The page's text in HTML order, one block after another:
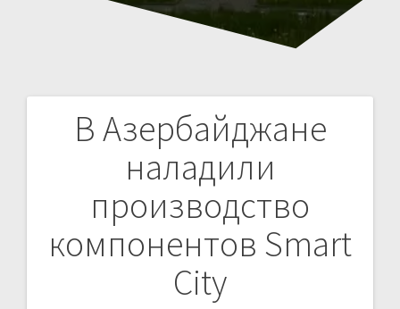
В Азербайджане
наладили
производство
компонентов Smart
City
Навигация
записям